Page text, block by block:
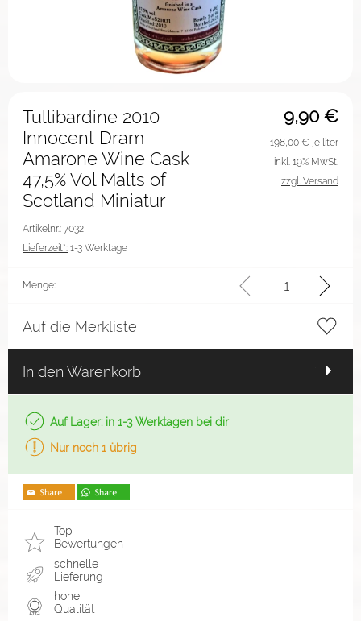
9,90 €
Tullibardine 2010
Innocent Dram
Amarone Wine Cask
47,5% Vol Malts of
Scotland Miniatur
Artikelnr.: 7032
Lieferzeit*: 1-3 Werktage
198,00 € je liter
inkl. 19% MwSt.
zzgl. Versand
Menge:
Auf die Merkliste
In den Warenkorb
Auf Lager: in 1-3 Werktagen bei dir
Nur noch 1 übrig
Top
Bewertungen
schnelle
Lieferung
hohe
Qualität